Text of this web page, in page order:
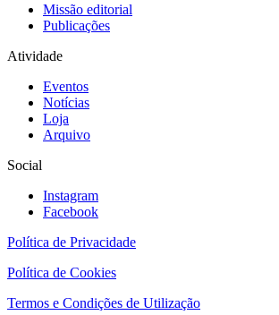
Missão editorial
Publicações
Atividade
Eventos
Notícias
Loja
Arquivo
Social
Instagram
Facebook
Política de Privacidade
Política de Cookies
Termos e Condições de Utilização